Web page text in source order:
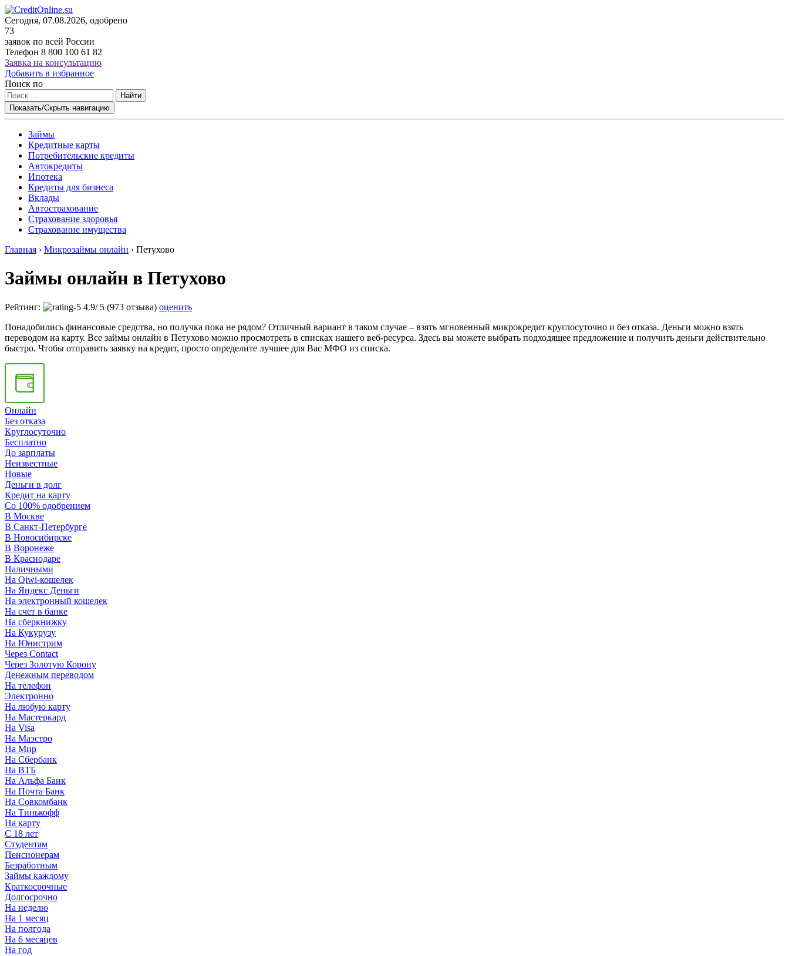
Сегодня, 07.08.2026, одобрено
73
заявок по всей России
Телефон 8 800 100 61 82
Заявка на консультацию
Добавить в избранное
Поиск по
Найти
Показать/Скрыть навигацию
Займы
Кредитные карты
Потребительские кредиты
Автокредиты
Ипотека
Кредиты для бизнеса
Вклады
Автострахование
Страхование здоровья
Страхование имущества
Главная › Микрозаймы онлайн › Петухово
Займы онлайн в Петухово
Рейтинг: 4.9/ 5 (973 отзыва) оценить
Понадобились финансовые средства, но получка пока не рядом? Отличный вариант в таком случае – взять мгновенный микрокредит круглосуточно и без отказа. Деньги можно взять
переводом на карту. Все займы онлайн в Петухово можно просмотреть в списках нашего веб-ресурса. Здесь вы можете выбрать подходящее предложение и получить деньги действительно
быстро. Чтобы отправить заявку на кредит, просто определите лучшее для Вас МФО из списка.
Онлайн
Без отказа
Круглосуточно
Бесплатно
До зарплаты
Неизвестные
Новые
Деньги в долг
Кредит на карту
Со 100% одобрением
В Москве
В Санкт-Петербурге
В Новосибирске
В Воронеже
В Краснодаре
Наличными
На Qiwi-кошелек
На Яндекс Деньги
На электронный кошелек
На счет в банке
На сберкнижку
На Кукурузу
На Юнистрим
Через Contact
Через Золотую Корону
Денежным переводом
На телефон
Электронно
На любую карту
На Мастеркард
На Visa
На Маэстро
На Мир
На Сбербанк
На ВТБ
На Альфа Банк
На Почта Банк
На Совкомбанк
На Тинькофф
На карту
С 18 лет
Студентам
Пенсионерам
Безработным
Займы каждому
Краткосрочные
Долгосрочно
На неделю
На 1 месяц
На полгода
На 6 месяцев
На год